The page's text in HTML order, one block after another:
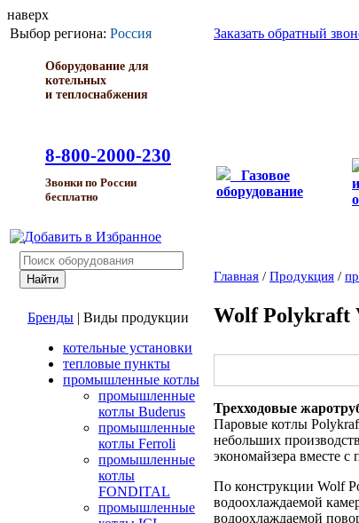
наверх
Выбор региона: Россия
Оборудование для
котельных
и теплоснабжения
8-800-2000-230
Звонки по России
бесплатно
Заказать обратный
Газовое
оборудование
Бренды | Виды продукции
котельные установки
тепловые пункты
промышленные котлы
промышленные
котлы Buderus
промышленные
котлы Ferroli
промышленные
котлы
FONDITAL
промышленные
Главная / Продукция /
Wolf Polykraft
Трехходовые
Паровые котлы
небольших
экономайзера вместе
По конструкции Wolf
водоохлаждаемой
водоохлаждаемой